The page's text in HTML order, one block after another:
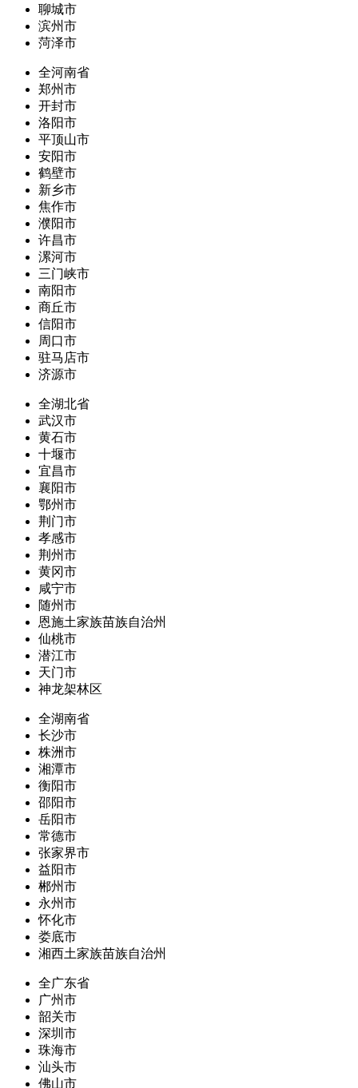
聊城市
滨州市
菏泽市
全河南省
郑州市
开封市
洛阳市
平顶山市
安阳市
鹤壁市
新乡市
焦作市
濮阳市
许昌市
漯河市
三门峡市
南阳市
商丘市
信阳市
周口市
驻马店市
济源市
全湖北省
武汉市
黄石市
十堰市
宜昌市
襄阳市
鄂州市
荆门市
孝感市
荆州市
黄冈市
咸宁市
随州市
恩施土家族苗族自治州
仙桃市
潜江市
天门市
神龙架林区
全湖南省
长沙市
株洲市
湘潭市
衡阳市
邵阳市
岳阳市
常德市
张家界市
益阳市
郴州市
永州市
怀化市
娄底市
湘西土家族苗族自治州
全广东省
广州市
韶关市
深圳市
珠海市
汕头市
佛山市